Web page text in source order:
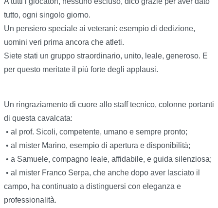
tutto, ogni singolo giorno.
Un pensiero speciale ai veterani: esempio di dedizione,
uomini veri prima ancora che atleti.
Siete stati un gruppo straordinario, unito, leale, generoso. E
per questo meritate il più forte degli applausi.
Un ringraziamento di cuore allo staff tecnico, colonne portanti
di questa cavalcata:
• al prof. Sicoli, competente, umano e sempre pronto;
• al mister Marino, esempio di apertura e disponibilità;
• a Samuele, compagno leale, affidabile, e guida silenziosa;
• al mister Franco Serpa, che anche dopo aver lasciato il
campo, ha continuato a distinguersi con eleganza e
professionalità.